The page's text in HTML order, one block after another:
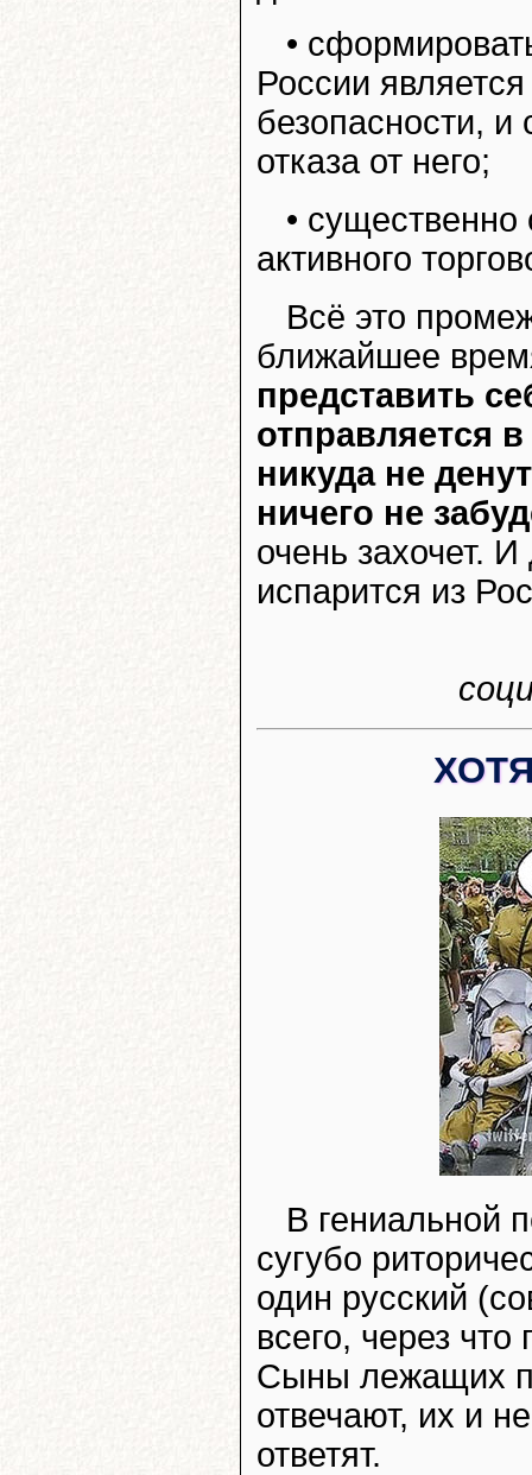
•
России
безопасности, и
отказа от него;
• существенно
активного
Всё это
ближайшее
представить
отправляется
никуда не
ничего не
очень захочет.
испарится из
В гениальной
сугубо
один русский
всего, через
Сыны лежащих
отвечают, их и
ответят.